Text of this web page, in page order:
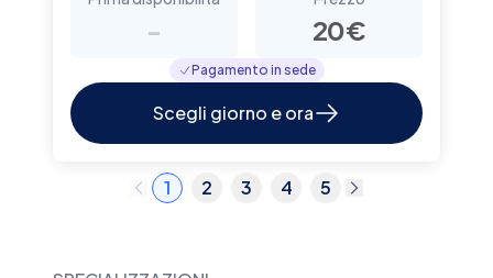
- 20€
Pagamento in sede
Scegli giorno e ora
1 2 3 4 5